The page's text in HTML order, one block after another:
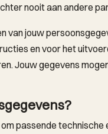
nooit aan andere
van jouw
en voor het
Jouw gegevens
passende